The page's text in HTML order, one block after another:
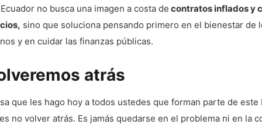
no busca una imagen a costa de contratos inflados y
sino que soluciona pensando primero en el bienestar de
y en cuidar las finanzas públicas.
atrás
que les hago hoy a todos ustedes que forman parte de este
no volver atrás. Es jamás quedarse en el problema ni en la